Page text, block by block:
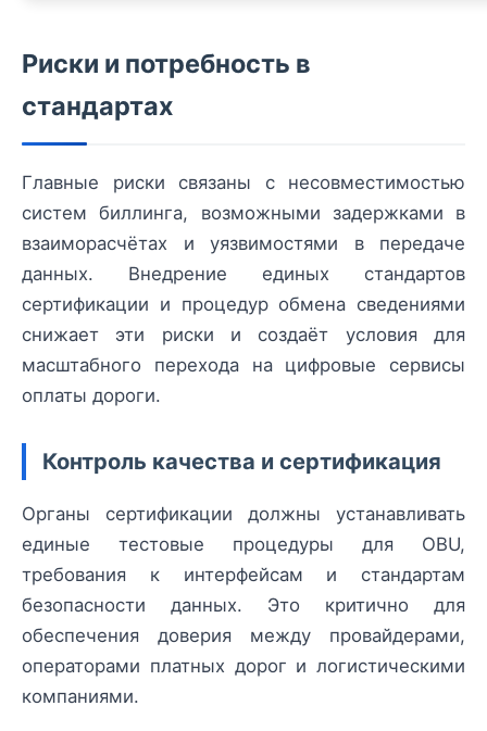
Риски и потребность в
стандартах
Главные риски связаны с несовместимостью
систем биллинга, возможными задержками в
взаиморасчётах и уязвимостями в передаче
данных. Внедрение единых стандартов
сертификации и процедур обмена сведениями
снижает эти риски и создаёт условия для
масштабного перехода на цифровые сервисы
оплаты дороги.
Контроль качества и сертификация
Органы сертификации должны устанавливать
единые тестовые процедуры для OBU,
требования к интерфейсам и стандартам
безопасности данных. Это критично для
обеспечения доверия между провайдерами,
операторами платных дорог и логистическими
компаниями.